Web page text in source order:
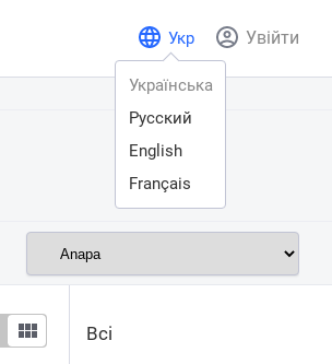
Увійти
Укр
Українська
Русский
English
Français
Всі